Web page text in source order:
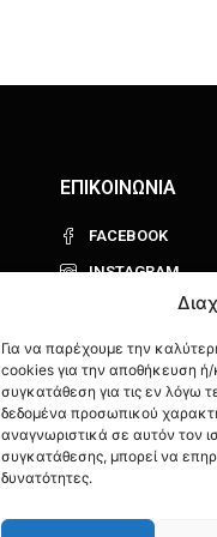
Για να παρέχουμε την
cookies για την αποθήκευση
συγκατάθεση για τις εν λόγω
δεδομένα προσωπικού
αναγνωριστικά σε αυτόν τον
συγκατάθεσης, μπορεί να
δυνατότητες.
ΕΠΙΚΟΙΝΩΝΙΑ
FACEBOOK
INSTAGRAM